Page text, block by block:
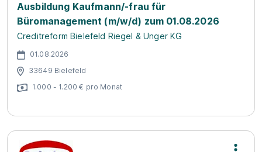
Ausbildung Kaufmann/-frau für
Büromanagement (m/w/d) zum 01.08.2026
Creditreform Bielefeld Riegel & Unger KG
01.08.2026
33649 Bielefeld
1.000 - 1.200 € pro Monat